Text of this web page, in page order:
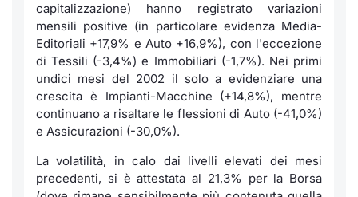
capitalizzazione) hanno registrato variazioni
mensili positive (in particolare evidenza Media-
Editoriali +17,9% e Auto +16,9%), con l'eccezione
di Tessili (-3,4%) e Immobiliari (-1,7%). Nei primi
undici mesi del 2002 il solo a evidenziare una
crescita è Impianti-Macchine (+14,8%), mentre
continuano a risaltare le flessioni di Auto (-41,0%)
e Assicurazioni (-30,0%).
La volatilità, in calo dai livelli elevati dei mesi
precedenti, si è attestata al 21,3% per la Borsa